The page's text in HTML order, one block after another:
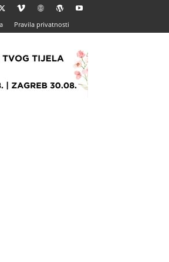
Pravila privatnosti